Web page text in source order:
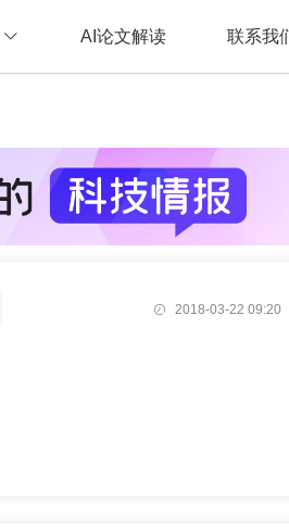
AI论文解读 联系我
2018-03-22 09:20